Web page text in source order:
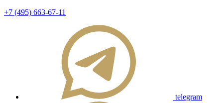
+7 (495) 663-67-11
telegram